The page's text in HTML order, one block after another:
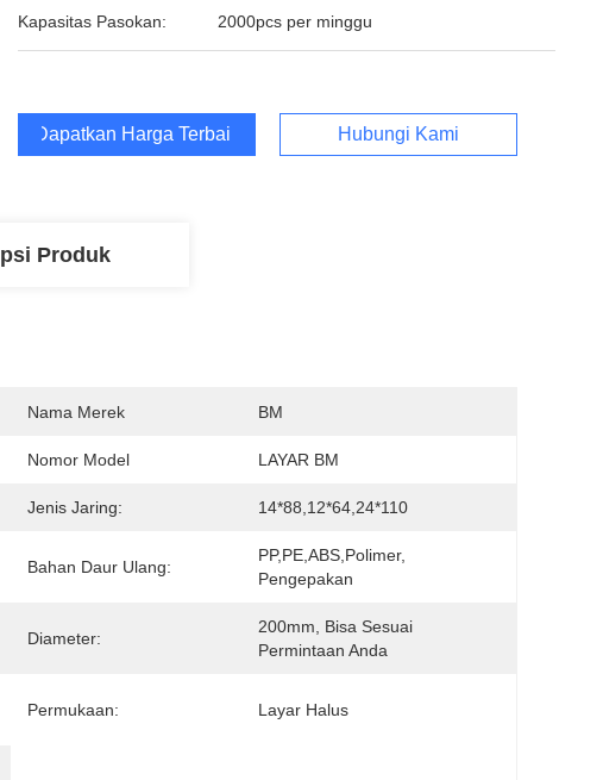
Kapasitas Pasokan: 2000pcs per minggu
Dapatkan Harga Terbaik Hubungi Kami
Produk
Nama Merek BM
Nomor Model LAYAR BM
Jenis Jaring: 14*88,12*64,24*110
Bahan Daur Ulang:
PP,PE,ABS,polimer,
Pengepakan
Diameter:
200mm, Bisa Sesuai
Permintaan Anda
Permukaan: Layar Halus